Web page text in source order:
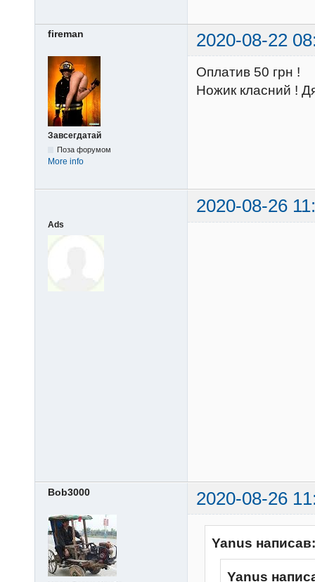
fireman 2020-08-22
Завсегдатай
Поза форумом
More info
Оплатив 50 грн !
Ножик класний !
2020-08-26
Ads
Bob3000 2020-08-26
Yanus написав:
Yanus